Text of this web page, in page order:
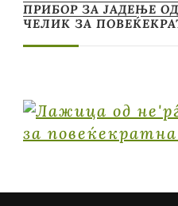
ПРИБОР ЗА ЈАДЕЊЕ
ЧЕЛИК ЗА